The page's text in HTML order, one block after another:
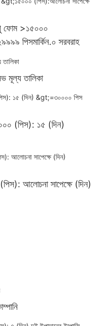
ফোম >১৫০০০
পিসমার্কিন.০ সরবরাহ
মূল্য তালিকা
(পিস): ১৫ (দিন)
আলোচনা সাপেক্ষে (দিন)